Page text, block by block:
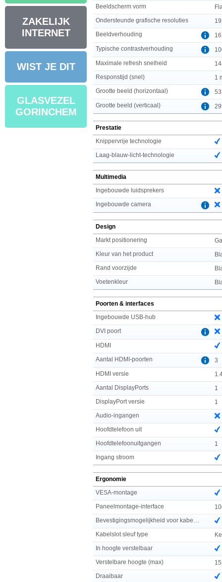
ZAKELIJK
INTERNET
WIST JE DIT
GLASVEZEL
GORINCHEM
Beeldscherm vorm
Ondersteunde grafische resoluties
Beeldverhouding
Typische contrastverhouding
Maximale refresh snelheid
Responstijd (snel)
1
Grootte beeld (horizontaal)
Grootte beeld (verticaal)
Prestatie
Knippervrije technologie
Laag-blauw-licht-technologie
Multimedia
Ingebouwde luidsprekers
Ingebouwde camera
Design
Markt positionering
Kleur van het product
Rand voorzijde
Voetenkleur
Poorten & interfaces
Ingebouwde USB-hub
DVI poort
HDMI
Aantal HDMI-poorten
3
HDMI versie
Aantal DisplayPorts
1
DisplayPort versie
1
Audio-ingangen
Hoofdtelefoon uit
Hoofdtelefoonuitgangen
1
Ingang stroom
Ergonomie
VESA-montage
Paneelmontage-interface
Kabelslot sleuf type
In hoogte verstelbaar
Verstelbare hoogte (max)
Draaibaar